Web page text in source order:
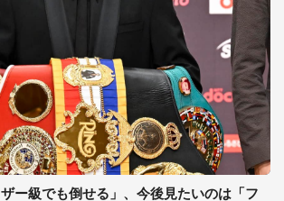
ー級でも倒せる」、今後見たいのは「フ